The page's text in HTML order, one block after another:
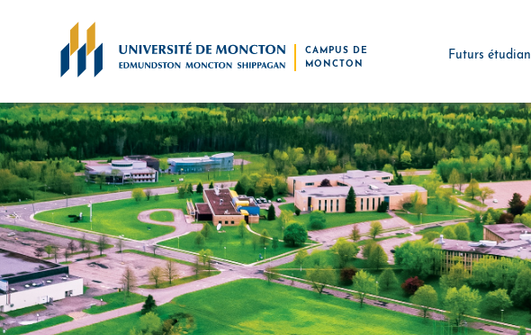
CAMPUS DE
MONCTON
Futurs